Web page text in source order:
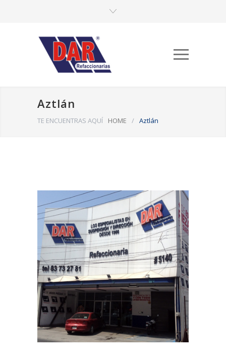
Aztlán
TE ENCUENTRAS AQUÍ HOME / Aztlán